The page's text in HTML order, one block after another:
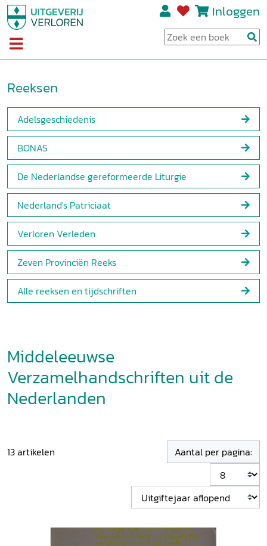
Inloggen
Reeksen
Adelsgeschiedenis
BONAS
De Nederlandse gereformeerde Liturgie
Nederland's Patriciaat
Verloren Verleden
Zeven Provinciën Reeks
Alle reeksen en tijdschriften
Middeleeuwse
Verzamelhandschriften uit de
Nederlanden
13artikelen Aantal per pagina: